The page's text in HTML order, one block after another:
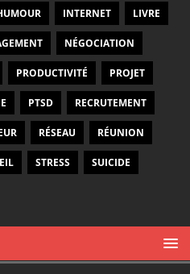
INTERNET LIVRE
NÉGOCIATION
PRODUCTIVITÉ PROJET
PTSD RECRUTEMENT
RÉSEAU RÉUNION
STRESS SUICIDE